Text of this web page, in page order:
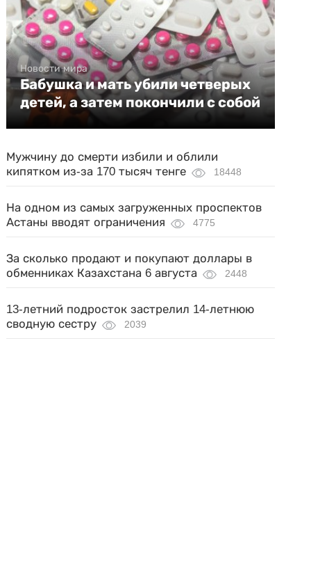
Новости мира
Бабушка и мать убили четверых
детей, а затем покончили с собой
Мужчину до смерти избили и облили
кипятком из-за 170 тысяч тенге
18448
На одном из самых загруженных проспектов
Астаны вводят ограничения
4775
За сколько продают и покупают доллары в
обменниках Казахстана 6 августа
2448
13-летний подросток застрелил 14-летнюю
сводную сестру
2039